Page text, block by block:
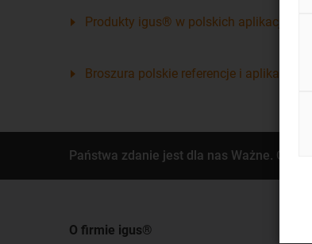
Produkty igus® w polskich aplikacjach.
Broszura polskie referencje i aplikacje
Państwa zdanie jest dla nas Ważne. Co
O firmie igus®